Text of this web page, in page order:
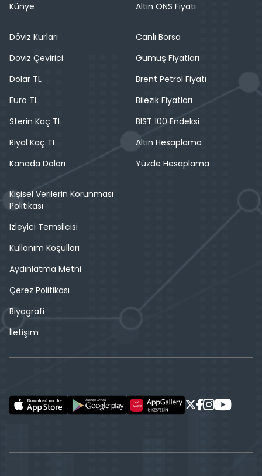
Künye
Altın ONS Fiyatı
Döviz Kurları
Döviz Çevirici
Dolar TL
Euro TL
Sterin Kaç TL
Riyal Kaç TL
Kanada Doları
Canlı Borsa
Gümüş Fiyatları
Brent Petrol Fiyatı
Bilezik Fiyatları
BIST 100 Endeksi
Altın Hesaplama
Yüzde Hesaplama
Kişisel Verilerin Korunması
Politikası
İzleyici Temsilcisi
Kullanım Koşulları
Aydınlatma Metni
Çerez Politikası
Biyografi
İletişim